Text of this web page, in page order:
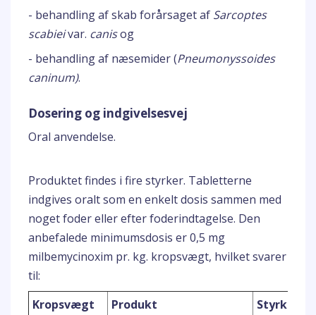
- behandling af skab forårsaget af Sarcoptes
scabieivar. canisog
- behandling af næsemider (Pneumonyssoides
caninum).
Dosering og indgivelsesvej
Oral anvendelse.
Produktet findes i fire styrker. Tabletterne
indgives oralt som en enkelt dosis sammen med
noget foder eller efter foderindtagelse. Den
anbefalede minimumsdosis er 0,5 mg
milbemycinoxim pr. kg. kropsvægt, hvilket svarer
til:
Kropsvægt
Produkt
Styrke